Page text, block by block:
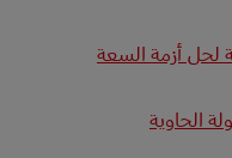
لحل أزمة السعة
الحاوية